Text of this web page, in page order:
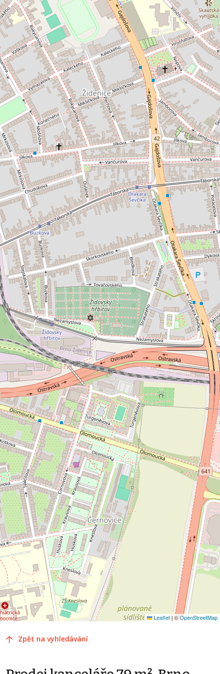
Leaflet | ©OpenStreetMap
Zpět na vyhledávání